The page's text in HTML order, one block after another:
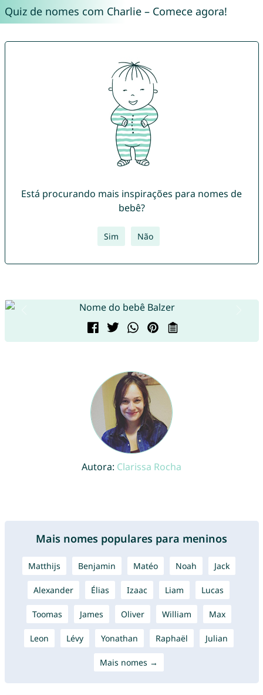
Quiz de nomes com Charlie – Comece agora!
Está procurando mais inspirações para nomes de
bebê?
Sim Não
Autora: Clarissa Rocha
Mais nomes populares para meninos
Matthijs Benjamin Matéo Noah Jack
Alexander Élias Izaac Liam Lucas
Toomas James Oliver William Max
Leon Lévy Yonathan Raphaël Julian
Mais nomes →